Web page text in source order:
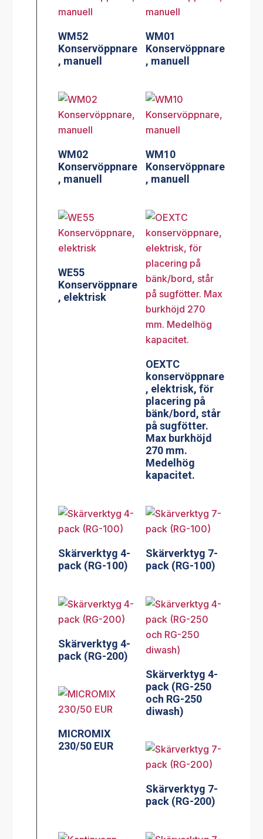
WM52
Konservöppnare
, manuell
WM01
Konservöppnare
, manuell
WM02
Konservöppnare
, manuell
WM10
Konservöppnare
, manuell
WE55
Konservöppnare
, elektrisk
OEXTC
konservöppnare
, elektrisk, för
placering på
bänk/bord, står
på sugfötter.
Max burkhöjd
270 mm.
Medelhög
kapacitet.
Skärverktyg 4-
pack (RG-100)
Skärverktyg 7-
pack (RG-100)
Skärverktyg 4-
pack (RG-200)
Skärverktyg 4-
pack (RG-250
och RG-250
diwash)
MICROMIX
230/50 EUR
Skärverktyg 7-
pack (RG-200)